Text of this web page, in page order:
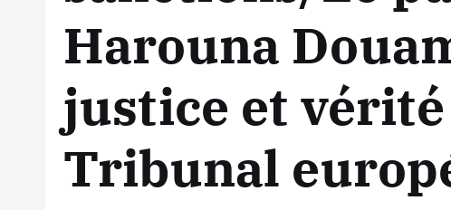
Harouna
justice et
Tribunal